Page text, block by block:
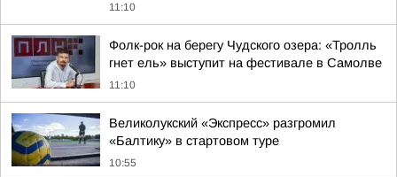
11:10
Фолк-рок на берегу Чудского озера: «Тролль
гнет ель» выступит на фестивале в Самолве
11:10
Великолукский «Экспресс» разгромил
«Балтику» в стартовом туре
10:55